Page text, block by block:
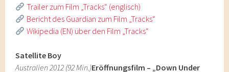
Trailer zum Film „Tracks“ (englisch)
Bericht des Guardian zum Film „Tracks“
Wikipedia (EN) über den Film „Tracks“
Satellite Boy
Australien 2012 (92 Min.)Eröffnungsfilm – „Down Under